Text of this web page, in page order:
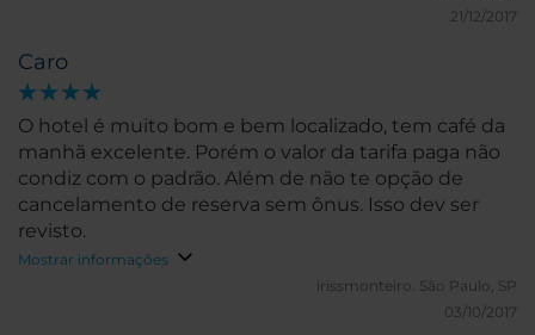
21/12/2017
Caro
O hotel é muito bom e bem localizado, tem café da
manhã excelente. Porém o valor da tarifa paga não
condiz com o padrão. Além de não te opção de
cancelamento de reserva sem ônus. Isso dev ser
revisto.
Mostrar informações
irissmonteiro. São Paulo, SP
03/10/2017